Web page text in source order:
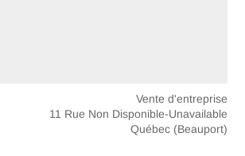
Vente d'entreprise
11 Rue Non Disponible-Unavailable
Québec (Beauport)